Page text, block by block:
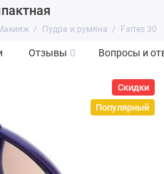
Пудра и румяна Farres
Отзывы 0 Вопросы и
Скидки
Популярный